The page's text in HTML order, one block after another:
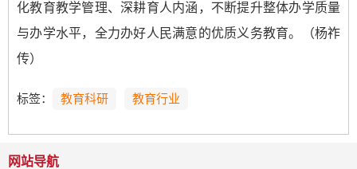
化教育教学管理、深耕育人内涵，不断提升整体办学质量
与办学水平，全力办好人民满意的优质义务教育。（杨祚
传）
标签： 教育科研 教育行业
网站导航